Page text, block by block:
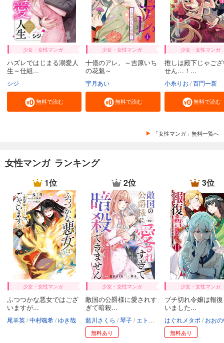
少女・女性マンガ
ハズレではじまる溺愛人
生～仕組...
シジ
無料で読む
少女・女性マンガ
十億のアレ。～吉原いち
の花魁～
宇月あい
無料で読む
少女・女性マンガ
推しは殿下じゃご
せん…！...
小糸りお 百門一新
無料で読む
「女性マンガ」無料一覧へ
女性マンガ ランキング
1位
少女・女性マンガ
ふつつかな悪女ではござ
いますが...
尾羊英 中村颯希 ゆき哉
2位
少女・女性マンガ
敵国の公爵様に愛されす
ぎて暗殺...
藍川さくら 琴子 エトワール編集部
無料あり
3位
少女・女性マンガ
ブチ切れ令嬢は報
いました...
はぐれメタボ おおの
無料あり